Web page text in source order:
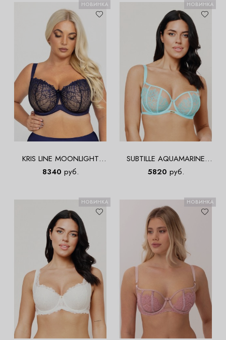
НОВИНКА
KRIS LINE MOONLIGHT
Halfcupsoft Бюст
8340 руб.
НОВИНКА
SUBTILLE AQUAMARINE
AZURE Soft Balconette Бюст
5820 руб.
НОВИНКА НОВИНКА